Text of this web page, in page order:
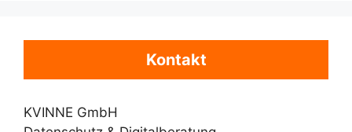
Kontakt
KVINNE GmbH